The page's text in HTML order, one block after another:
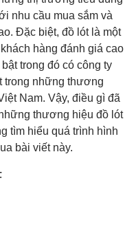
nhu cầu mua sắm và
Đặc biệt, đồ lót là một
hàng đánh giá cao
trong đó có công ty
trong những thương
Nam. Vậy, điều gì đã
thương hiệu đồ lót
tìm hiểu quá trình hình
bài viết này.